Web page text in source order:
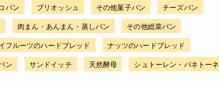
パン ブリオッシュ その他菓子パン
チーズパン
肉まん・あんまん・蒸しパン
その他総菜パン
フルーツのハードブレッド
ナッツのハードブレッド
ン サンドイッチ 天然酵母
シュトーレン・パネトーネ